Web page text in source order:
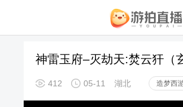
神雷玉府–灭劫天:焚云犴（
412 05-11 湖北